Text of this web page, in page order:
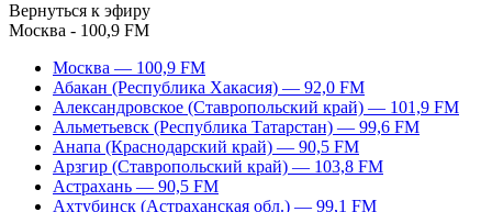
Вернуться к эфиру
Москва - 100,9 FM
Москва — 100,9 FM
Абакан (Республика Хакасия) — 92,0 FM
Александровское (Ставропольский край) — 101,9 FM
Альметьевск (Республика Татарстан) — 99,6 FM
Анапа (Краснодарский край) — 90,5 FM
Арзгир (Ставропольский край) — 103,8 FM
Астрахань — 90,5 FM
Ахтубинск (Астраханская обл.) — 99,1 FM